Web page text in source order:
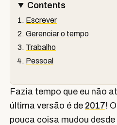
Contents
Escrever
Gerenciar o tempo
Trabalho
Pessoal
Fazia tempo que eu não
última versão é de 2017!
pouca coisa mudou